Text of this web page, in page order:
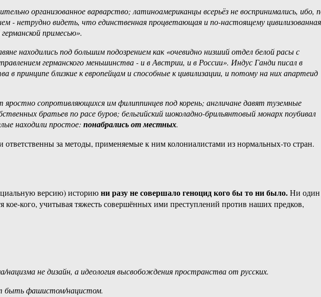
‎нация‏ ‎Южной ‎Америки‏ ‎это‏ ‎Аргентина, ‎страна,‏ ‎населённая ‎одними ‎европейцами, ‎к ‎тому‏ ‎же ‎с‏ ‎мощной‏ ‎германской ‎примесью». ‎
‎зверски, ‎вопиюще, ‎без ‎всякой‏ ‎жалости ‎миллионы‏ ‎негров‏ ‎в ‎Конго. ‎Объяснение ‎этим ‎белым ‎зверствам ‎белые ‎находили‏ ‎простое: ‎
понабрались‏ ‎от‏ ‎местных.
за методы, применяемые к ним колониалистами из нормальных-то стран.
версию) историюни разу не совершало геноцид кого бы то ни было.Ни один
кого, учитывая тяжесть совершённых ими преступлений против наших предков,
не дизайн, а идеология высвобождения пространства от русских.
быть фашистом/нацистом.